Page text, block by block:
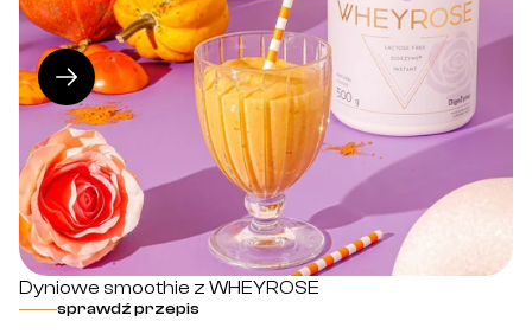
Dyniowe smoothie z WHEYROSE
sprawdź przepis